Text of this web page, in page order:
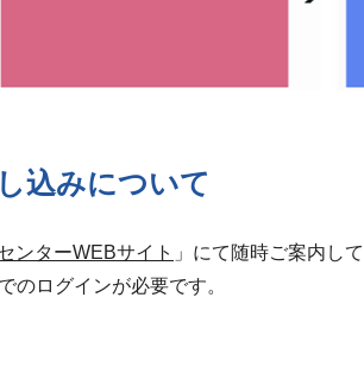
込みについて
ンターWEBサイト 」にて随時ご案内して
のログインが必要です。